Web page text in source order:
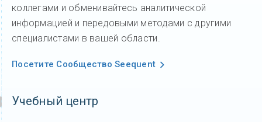
коллегами и обменивайтесь аналитической
информацией и передовыми методами с другими
специалистами в вашей области.
Посетите Сообщество Seequent
Учебный центр